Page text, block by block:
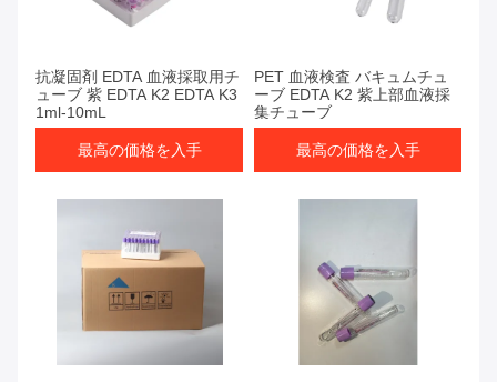
抗凝固剤 EDTA 血液採取用チ
ューブ 紫 EDTA K2 EDTA K3
1ml-10mL
最高の価格を入手
PET 血液検査 バキュムチュ
ーブ EDTA K2 紫上部血液採
集チューブ
最高の価格を入手